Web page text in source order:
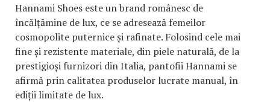
Hannami Shoes este un brand românesc de
încălțămine de lux, ce se adresează femeilor
cosmopolite puternice și rafinate. Folosind cele mai
fine și rezistente materiale, din piele naturală, de la
prestigioși furnizori din Italia, pantofii Hannami se
afirmă prin calitatea produselor lucrate manual, în
ediții limitate de lux.